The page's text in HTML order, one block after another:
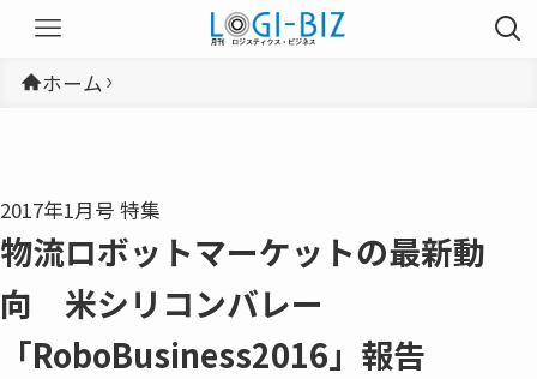
ホーム
2017年1月号 特集
物流ロボットマーケットの最新動
向 米シリコンバレー
「RoboBusiness2016」報告